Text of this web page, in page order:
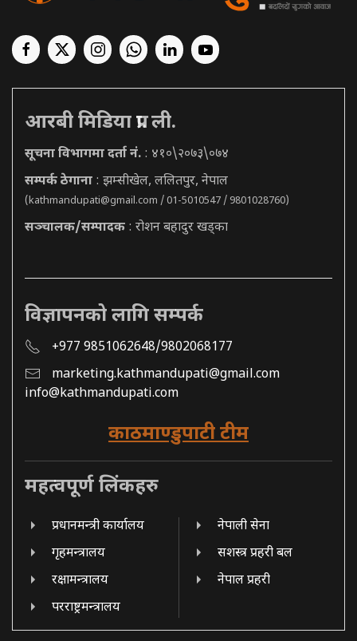
आरबी मिडिया प्रा. ली.
सूचना विभागमा दर्ता नं. : ४१०\२०७३\०७४
सम्पर्क ठेगाना : झम्सीखेल, ललितपुर, नेपाल
(kathmandupati@gmail.com / 01-5010547 / 9801028760)
सञ्चालक/सम्पादक : रोशन बहादुर खड्का
विज्ञापनको लागि सम्पर्क
+977 9851062648/9802068177
marketing.kathmandupati@gmail.com
info@kathmandupati.com
काठमाण्डुपाटी टीम
महत्वपूर्ण लिंकहरु
प्रधानमन्त्री कार्यालय
गृहमन्त्रालय
रक्षामन्त्रालय
परराष्ट्रमन्त्रालय
नेपाली सेना
सशस्त्र प्रहरी बल
नेपाल प्रहरी